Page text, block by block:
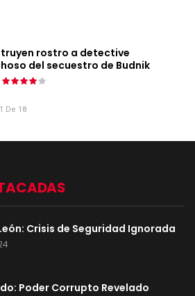
rostro a detective
del secuestro de Budnik
1 De 18
Crisis de Seguridad Ignorada
Poder Corrupto Revelado